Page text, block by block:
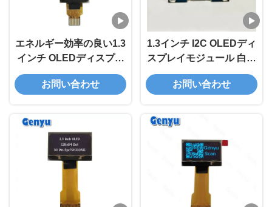
エネルギー効率の良い1.3
インチ OLEDディスプレ
イ ホワイトフォント
128x64 ドット SSD1312
お問い合わせ
1.3インチ I2C OLEDディ
スプレイモジュール 白色
128x64 解像度 SH1106
お問い合わせ